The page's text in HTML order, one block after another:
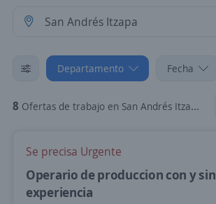
Departamento Fecha
8 Ofertas de trabajo en San Andrés Itzapa, Chimaltenango
Se precisa Urgente
Operario de produccion con y sin
experiencia